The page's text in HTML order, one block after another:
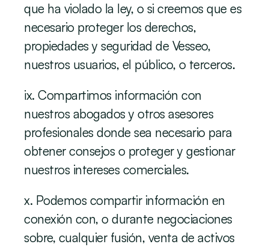
que ha violado la ley, o si creemos que es
necesario proteger los derechos,
propiedades y seguridad de Vesseo,
nuestros usuarios, el público, o terceros.
ix. Compartimos información con
nuestros abogados y otros asesores
profesionales donde sea necesario para
obtener consejos o proteger y gestionar
nuestros intereses comerciales.
x. Podemos compartir información en
conexión con, o durante negociaciones
sobre, cualquier fusión, venta de activos